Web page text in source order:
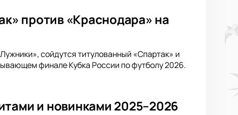
против «Краснодара» на
сойдутся титулованный «Спартак» и
финале Кубка России по футболу 2026.
и новинками 2025–2026